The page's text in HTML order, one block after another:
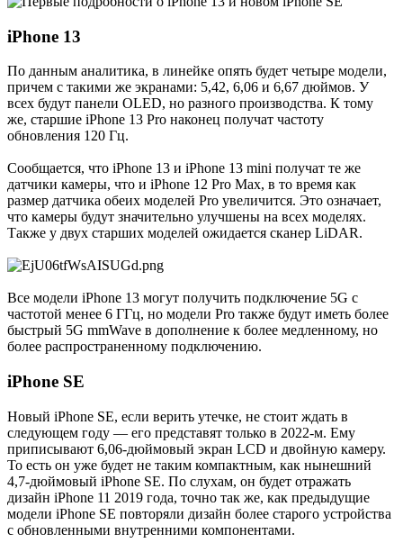
iPhone 13
По данным аналитика, в линейке опять будет четыре модели,
причем с такими же экранами: 5,42, 6,06 и 6,67 дюймов. У
всех будут панели OLED, но разного производства. К тому
же, старшие iPhone 13 Pro наконец получат частоту
обновления 120 Гц.
Сообщается, что iPhone 13 и iPhone 13 mini получат те же
датчики камеры, что и iPhone 12 Pro Max, в то время как
размер датчика обеих моделей Pro увеличится. Это означает,
что камеры будут значительно улучшены на всех моделях.
Также у двух старших моделей ожидается сканер LiDAR.
Все модели iPhone 13 могут получить подключение 5G с
частотой менее 6 ГГц, но модели Pro также будут иметь более
быстрый 5G mmWave в дополнение к более медленному, но
более распространенному подключению.
iPhone SE
Новый iPhone SE, если верить утечке, не стоит ждать в
следующем году — его представят только в 2022-м. Ему
приписывают 6,06-дюймовый экран LCD и двойную камеру.
То есть он уже будет не таким компактным, как нынешний
4,7-дюймовый iPhone SE. По слухам, он будет отражать
дизайн iPhone 11 2019 года, точно так же, как предыдущие
модели iPhone SE повторяли дизайн более старого устройства
с обновленными внутренними компонентами.